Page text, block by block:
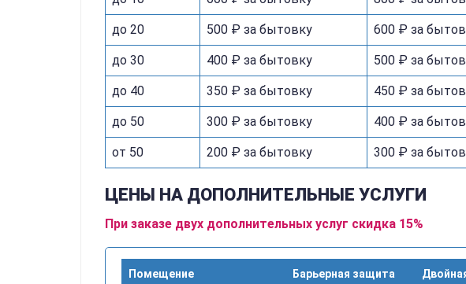
до 20 500 ₽ за бытовку 600 ₽ за
до 30 400 ₽ за бытовку 500 ₽ за
до 40 350 ₽ за бытовку 450 ₽ за
до 50 300 ₽ за бытовку 400 ₽ за
от 50 200 ₽ за бытовку 300 ₽ за
ЦЕНЫ НА ДОПОЛНИТЕЛЬНЫЕ УСЛУГИ
При заказе двух дополнительных услуг скидка 15%
Помещение Барьерная защита